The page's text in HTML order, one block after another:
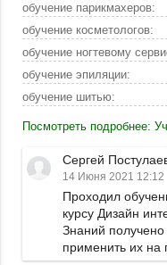
обучение парикмахеров:
обучение косметологов:
обучение ногтевому
обучение эпиляции:
обучение шитью:
Посмотреть подробнее:
Сергей
14 Июня 2021 12:12
Проходил
курсу Дизайн
Знаний
применить их на